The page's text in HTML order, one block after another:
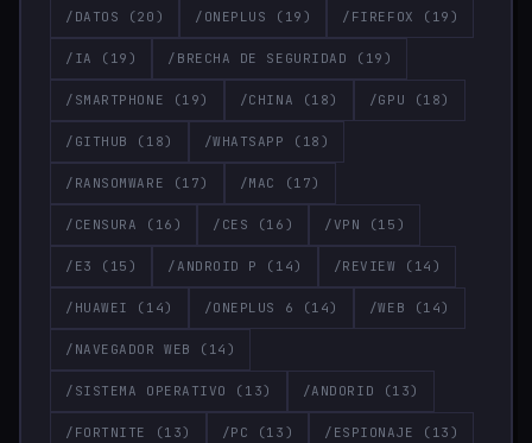
/DATOS (20) /ONEPLUS (19) /FIREFOX (19)
/IA (19) /BRECHA DE SEGURIDAD (19)
/SMARTPHONE (19) /CHINA (18) /GPU (18)
/GITHUB (18) /WHATSAPP (18)
/RANSOMWARE (17) /MAC (17)
/CENSURA (16) /CES (16) /VPN (15)
/E3 (15) /ANDROID P (14) /REVIEW (14)
/HUAWEI (14) /ONEPLUS 6 (14) /WEB (14)
/NAVEGADOR WEB (14)
/SISTEMA OPERATIVO (13) /ANDORID (13)
/FORTNITE (13) /PC (13) /ESPIONAJE (13)